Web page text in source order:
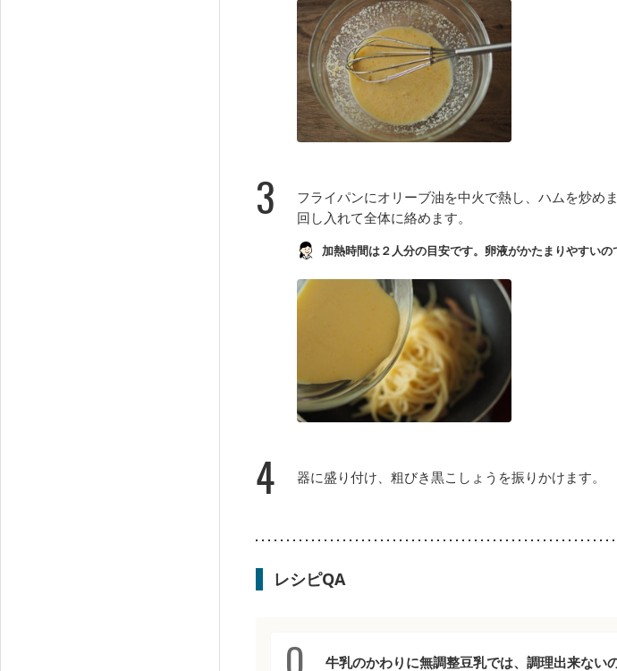
3
フライパンにオリーブ油を中火で熱し、ハムを炒め
回し入れて全体に絡めます。
加熱時間は２人分の目安です。卵液がかたまりやすいの
4 器に盛り付け、粗びき黒こしょうを振りかけます。
レシピQA
牛乳のかわりに無調整豆乳では、調理出来ない